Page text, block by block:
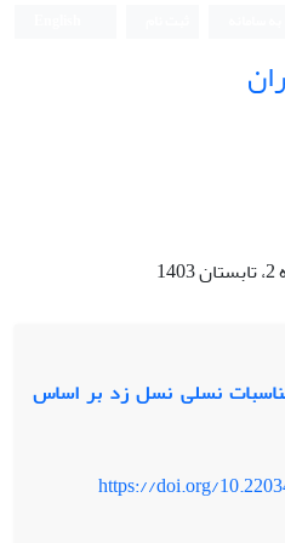
نسلی نسل زد بر اساس
https://doi.org/